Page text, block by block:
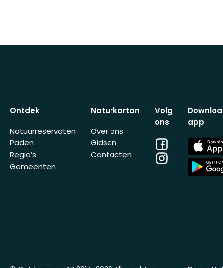
Ontdek
Natuurreservaten
Paden
Regio’s
Gemeenten
Naturkartan
Over ons
Gidsen
Contacten
Volg
ons
Facebook
Instagram
app
App
Store
App
Store